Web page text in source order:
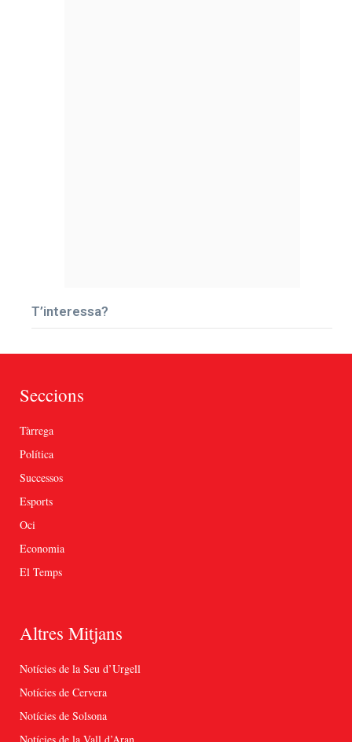
T’interessa?
Seccions
Tàrrega
Política
Successos
Esports
Oci
Economia
El Temps
Altres Mitjans
Notícies de la Seu d’Urgell
Notícies de Cervera
Notícies de Solsona